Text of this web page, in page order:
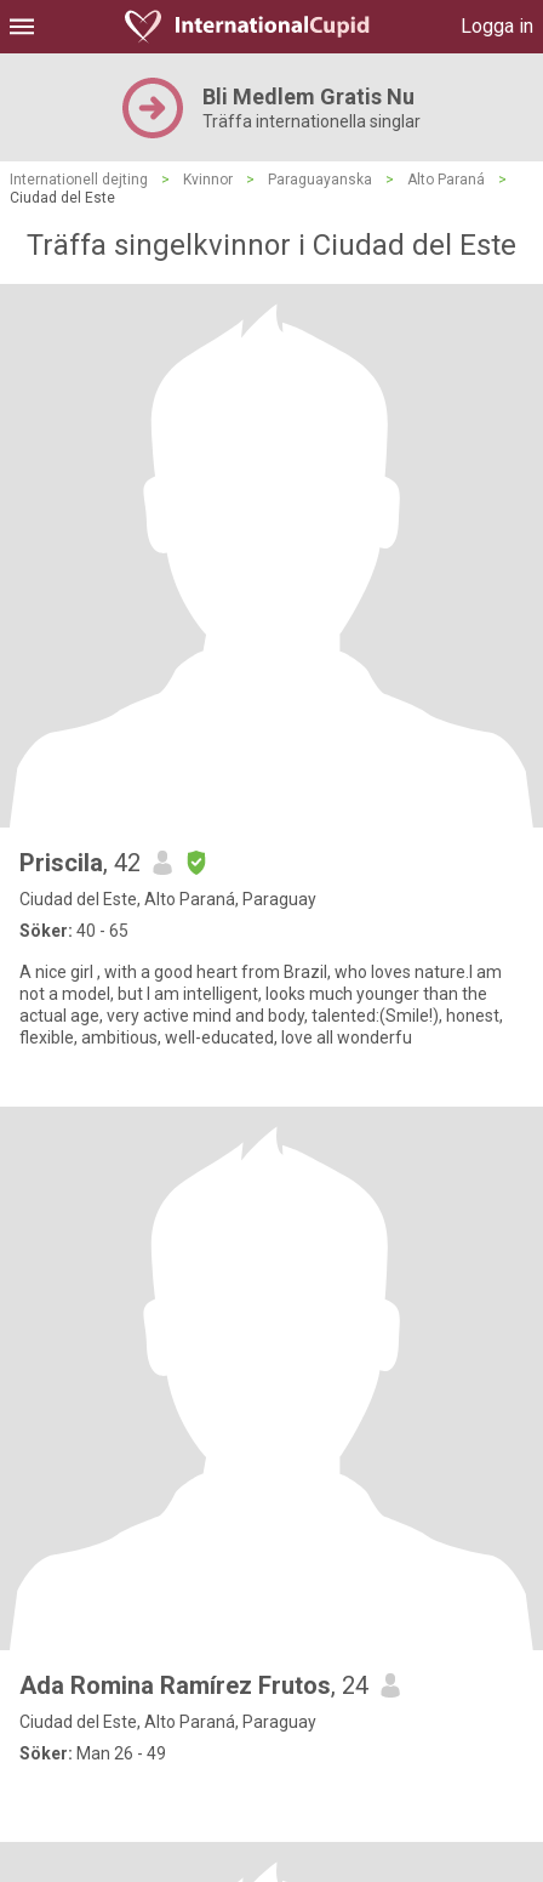
Logga in
Bli Medlem Gratis Nu
Träffa internationella singlar
Internationell dejting > Kvinnor > Paraguayanska > Alto Paraná
>
Ciudad del Este
Träffa singelkvinnor i Ciudad del Este
Priscila, 42
Ciudad del Este, Alto Paraná, Paraguay
Söker: 40 - 65
A nice girl , with a good heart from Brazil, who loves nature.I am
not a model, but I am intelligent, looks much younger than the
actual age, very active mind and body, talented:(Smile!), honest,
flexible, ambitious, well-educated, love all wonderfu
Ada Romina Ramírez Frutos, 24
Ciudad del Este, Alto Paraná, Paraguay
Söker: Man 26 - 49